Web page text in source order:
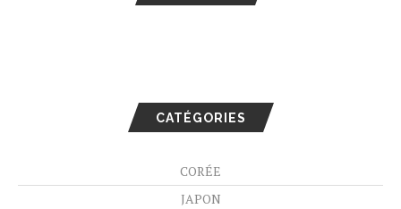
CATÉGORIES
CORÉE
JAPON